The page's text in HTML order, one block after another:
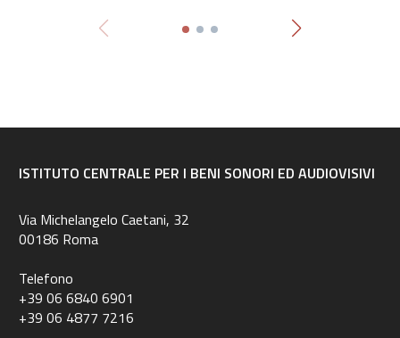
ISTITUTO CENTRALE PER I BENI SONORI ED AUDIOVISIVI
Via Michelangelo Caetani, 32
00186 Roma
Telefono
+39 06 6840 6901
+39 06 4877 7216